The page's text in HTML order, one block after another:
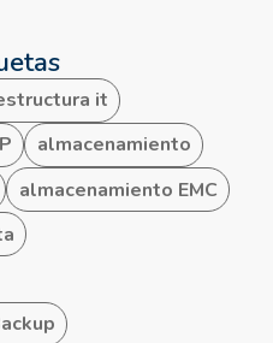
it
almacenamiento
almacenamiento EMC